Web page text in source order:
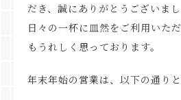
だき、誠にありがとうございまし
日々の一杯に皿然をご利用いた
もうれしく思っております。
年末年始の営業は、以下の通りと